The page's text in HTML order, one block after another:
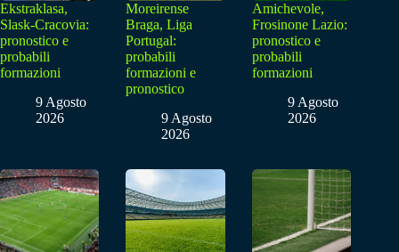
Ekstraklasa,
Slask-Cracovia:
pronostico e
probabili
formazioni
9 Agosto
2026
Moreirense
Braga, Liga
Portugal:
probabili
formazioni e
pronostico
9 Agosto
2026
Amichevole,
Frosinone Lazio:
pronostico e
probabili
formazioni
9 Agosto
2026